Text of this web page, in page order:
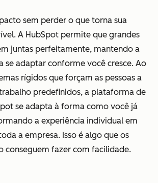
sem perder o que torna sua
A HubSpot permite que grandes
juntas perfeitamente, mantendo a
se adaptar conforme você cresce. Ao
rígidos que forçam as pessoas a
predefinidos, a plataforma de
se adapta à forma como você já
a experiência individual em
a empresa. Isso é algo que os
conseguem fazer com facilidade.